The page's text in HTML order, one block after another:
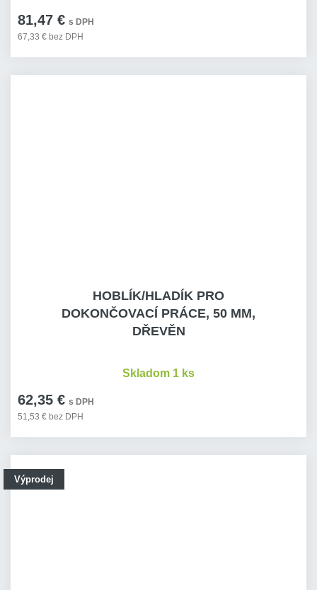
81,47 € s DPH
67,33 € bez DPH
HOBLÍK/HLADÍK PRO
DOKONČOVACÍ PRÁCE, 50 MM,
DŘEVĚN
62,35 € s DPH
51,53 € bez DPH
Skladom 1 ks
Výprodej